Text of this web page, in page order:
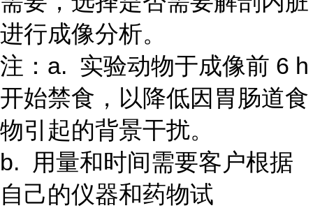
进行成像分析。
注：a. 实验动物于成像前 6 h
开始禁食，以降低因胃肠道食
物引起的背景干扰。
b. 用量和时间需要客户根据
自己的仪器和药物试